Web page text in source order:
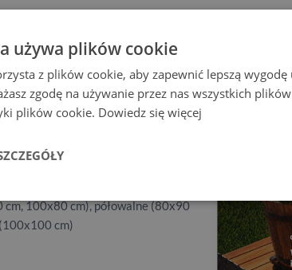
100x80 cm), półowalne (80x90
cm)
używa plików cookie
z plików cookie, aby zapewnić lepszą
zgodę na używanie przez nas wszystkich
plików cookie. Dowiedz się więcej